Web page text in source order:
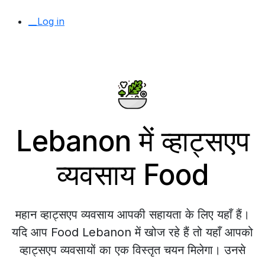
__Log in
Lebanon में व्हाट्सएप
व्यवसाय Food
महान व्हाट्सएप व्यवसाय आपकी सहायता के लिए यहाँ हैं।
यदि आप Food Lebanon में खोज रहे हैं तो यहाँ आपको
व्हाट्सएप व्यवसायों का एक विस्तृत चयन मिलेगा। उनसे